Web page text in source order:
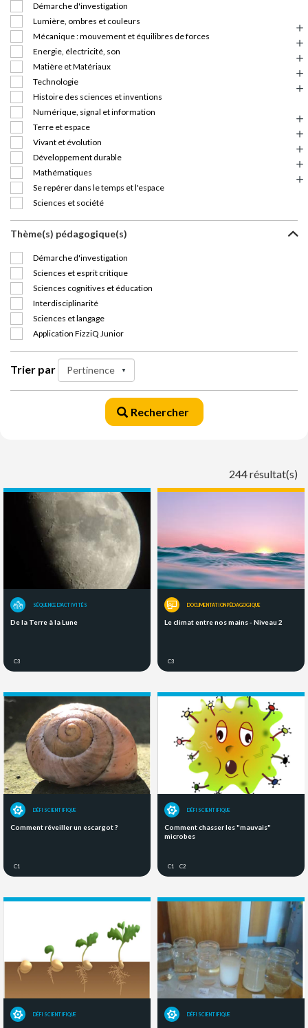
Démarche d'investigation
Lumière, ombres et couleurs
Mécanique : mouvement et équilibres de forces
Energie, électricité, son
Matière et Matériaux
Technologie
Histoire des sciences et inventions
Numérique, signal et information
Terre et espace
Vivant et évolution
Développement durable
Mathématiques
Se repérer dans le temps et l'espace
Sciences et société
Thème(s) pédagogique(s)
Démarche d'investigation
Sciences et esprit critique
Sciences cognitives et éducation
Interdisciplinarité
Sciences et langage
Application FizziQ Junior
Trier par
Rechercher
244 résultat(s)
SÉQUENCE D'ACTIVITÉS
De la Terre à la Lune
C3
DOCUMENTATION PÉDAGOGIQUE
Le climat entre nos mains - Niveau 2
C3
DÉFI SCIENTIFIQUE
Comment réveiller un escargot ?
C1
DÉFI SCIENTIFIQUE
Comment chasser les "mauvais"
microbes
C1 C2
DÉFI SCIENTIFIQUE DÉFI SCIENTIFIQUE